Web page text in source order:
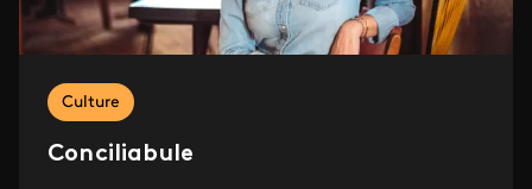
Culture
Conciliabule